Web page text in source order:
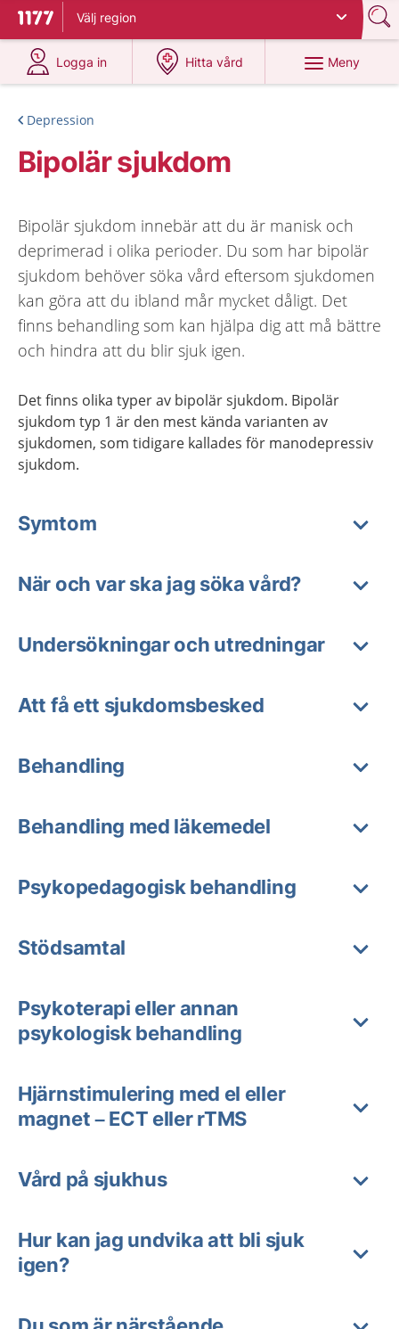
Till startsidan för 1177
Välj region
Logga in
på 1177.se
Hitta vård
på 1177.se
Meny
Depression
Bipolär sjukdom
Bipolär sjukdom innebär att du är manisk och
deprimerad i olika perioder. Du som har bipolär
sjukdom behöver söka vård eftersom sjukdomen
kan göra att du ibland mår mycket dåligt. Det
finns behandling som kan hjälpa dig att må bättre
och hindra att du blir sjuk igen.
Det finns olika typer av bipolär sjukdom. Bipolär
sjukdom typ 1 är den mest kända varianten av
sjukdomen, som tidigare kallades för manodepressiv
sjukdom.
Symtom
När och var ska jag söka vård?
Undersökningar och utredningar
Att få ett sjukdomsbesked
Behandling
Behandling med läkemedel
Psykopedagogisk behandling
Stödsamtal
Psykoterapi eller annan
psykologisk behandling
Hjärnstimulering med el eller
magnet – ECT eller rTMS
Vård på sjukhus
Hur kan jag undvika att bli sjuk
igen?